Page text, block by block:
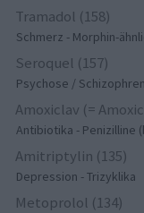
Tramadol (158)
Schmerz - Morphin-
Seroquel (157)
Psychose /
Amoxiclav (=
Antibiotika - Penizilline
Amitriptylin (135)
Depression - Trizyklika
Metoprolol (134)